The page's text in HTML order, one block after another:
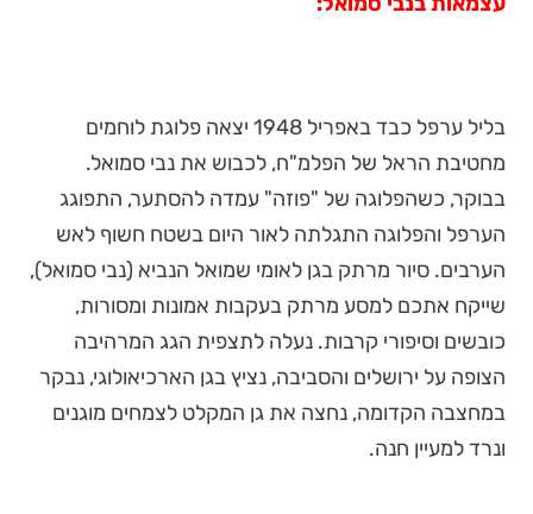
בליל ערפל כבד באפריל 1948 יצאה פלוגת לוחמים
מחטיבת הראל של הפלמ"ח, לכבוש את נבי סמואל.
בבוקר, כשהפלוגה של "פוזה" עמדה להסתער, התפוגג
הערפל והפלוגה התגלתה לאור היום בשטח חשוף לאש
הערבים. סיור מרתק בגן לאומי שמואל הנביא (נבי סמואל),
שייקח אתכם למסע מרתק בעקבות אמונות ומסורות,
כובשים וסיפורי קרבות. נעלה לתצפית הגג המרהיבה
הצופה על ירושלים והסביבה, נציץ בגן הארכיאולוגי, נבקר
במחצבה הקדומה, נחצה את גן המקלט לצמחים מוגנים
ונרד למעיין חנה.